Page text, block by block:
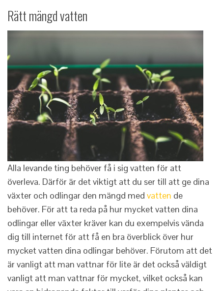
Rätt mängd vatten
Alla levande ting behöver få i sig vatten för att
överleva. Därför är det viktigt att du ser till att ge dina
växter och odlingar den mängd med vatten de
behöver. För att ta reda på hur mycket vatten dina
odlingar eller växter kräver kan du exempelvis vända
dig till internet för att få en bra överblick över hur
mycket vatten dina odlingar behöver. Förutom att det
är vanligt att man vattnar för lite är det också väldigt
vanligt att man vattnar för mycket, vilket också kan